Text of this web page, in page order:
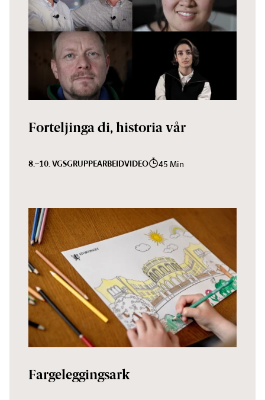
Forteljinga di, historia vår
8.–10. VGSGRUPPEARBEIDVIDEO 45 Min
Fargeleggingsark